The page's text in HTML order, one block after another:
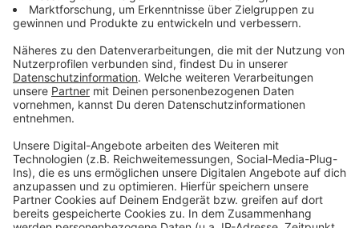
Antrag: Das Glücksspiel soll aus Leverkusen raus
Fünfter Leverkusener Jugendstadtrat hat noch freie
Plätze
Anzeige